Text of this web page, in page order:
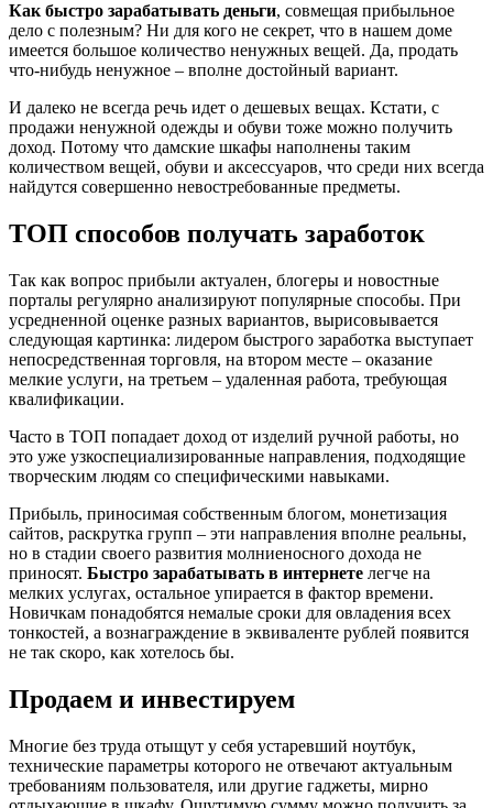
Как быстро зарабатывать деньги, совмещая прибыльное
дело с полезным? Ни для кого не секрет, что в нашем доме
имеется большое количество ненужных вещей. Да, продать
что-нибудь ненужное – вполне достойный вариант.
И далеко не всегда речь идет о дешевых вещах. Кстати, с
продажи ненужной одежды и обуви тоже можно получить
доход. Потому что дамские шкафы наполнены таким
количеством вещей, обуви и аксессуаров, что среди них всегда
найдутся совершенно невостребованные предметы.
ТОП способов получать заработок
Так как вопрос прибыли актуален, блогеры и новостные
порталы регулярно анализируют популярные способы. При
усредненной оценке разных вариантов, вырисовывается
следующая картинка: лидером быстрого заработка выступает
непосредственная торговля, на втором месте – оказание
мелкие услуги, на третьем – удаленная работа, требующая
квалификации.
Часто в ТОП попадает доход от изделий ручной работы, но
это уже узкоспециализированные направления, подходящие
творческим людям со специфическими навыками.
Прибыль, приносимая собственным блогом, монетизация
сайтов, раскрутка групп – эти направления вполне реальны,
но в стадии своего развития молниеносного дохода не
приносят. Быстро зарабатывать в интернете легче на
мелких услугах, остальное упирается в фактор времени.
Новичкам понадобятся немалые сроки для овладения всех
тонкостей, а вознаграждение в эквиваленте рублей появится
не так скоро, как хотелось бы.
Продаем и инвестируем
Многие без труда отыщут у себя устаревший ноутбук,
технические параметры которого не отвечают актуальным
требованиям пользователя, или другие гаджеты, мирно